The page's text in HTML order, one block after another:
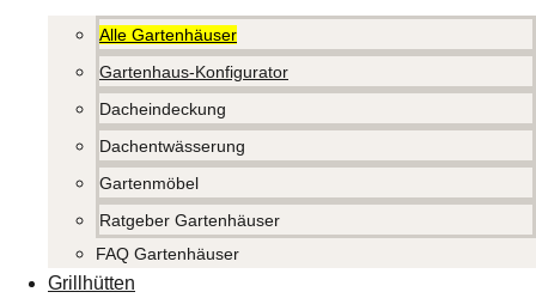
Alle Gartenhäuser
Gartenhaus-Konfigurator
Dacheindeckung
Dachentwässerung
Gartenmöbel
Ratgeber Gartenhäuser
FAQ Gartenhäuser
Grillhütten